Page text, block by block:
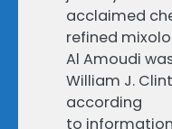
acclaimed
refined
Al Amoudi
William J.
according
to